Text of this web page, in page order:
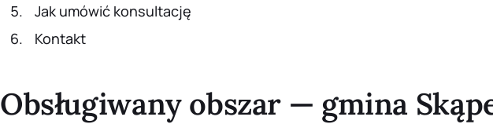
Jak umówić konsultację
Kontakt
Obsługiwany obszar — gmina